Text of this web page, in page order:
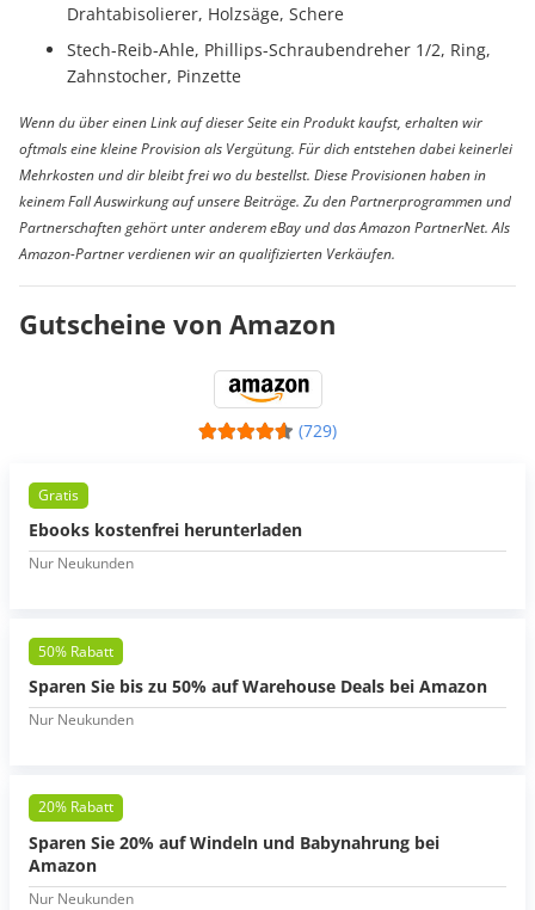
Drahtabisolierer, Holzsäge, Schere
Stech-Reib-Ahle, Phillips-Schraubendreher 1/2, Ring,
Zahnstocher, Pinzette
Wenn du über einen Link auf dieser Seite ein Produkt kaufst, erhalten wir
oftmals eine kleine Provision als Vergütung. Für dich entstehen dabei keinerlei
Mehrkosten und dir bleibt frei wo du bestellst. Diese Provisionen haben in
keinem Fall Auswirkung auf unsere Beiträge. Zu den Partnerprogrammen und
Partnerschaften gehört unter anderem eBay und das Amazon PartnerNet. Als
Amazon-Partner verdienen wir an qualifizierten Verkäufen.
Gutscheine von Amazon
(729)
Gratis
Ebooks kostenfrei herunterladen
Nur Neukunden
50% Rabatt
Sparen Sie bis zu 50% auf Warehouse Deals bei Amazon
Nur Neukunden
20% Rabatt
Sparen Sie 20% auf Windeln und Babynahrung bei
Amazon
Nur Neukunden